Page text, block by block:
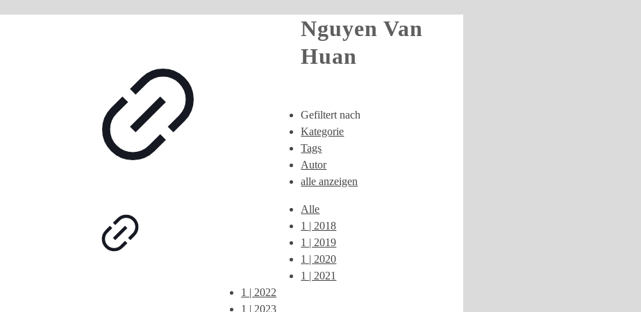
Nguyen Van
Huan
Gefiltert nach
Kategorie
Tags
Autor
alle anzeigen
Alle
1 | 2018
1 | 2019
1 | 2020
1 | 2021
1 | 2022
1 | 2023